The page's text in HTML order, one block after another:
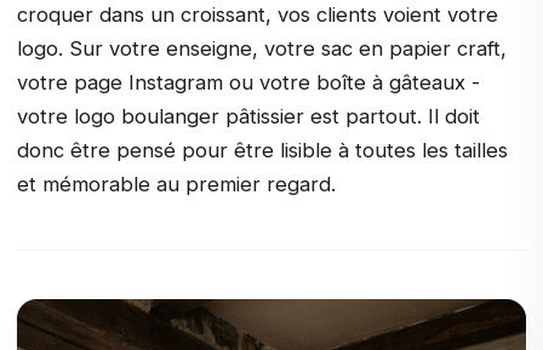
croquer dans un croissant, vos clients voient votre
logo. Sur votre enseigne, votre sac en papier craft,
votre page Instagram ou votre boîte à gâteaux -
votre logo boulanger pâtissier est partout. Il doit
donc être pensé pour être lisible à toutes les tailles
et mémorable au premier regard.